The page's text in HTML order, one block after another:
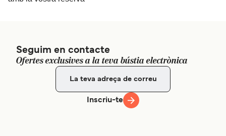
Seguim en contacte
Ofertes exclusives a la teva bústia electrònica
Inscriu-te